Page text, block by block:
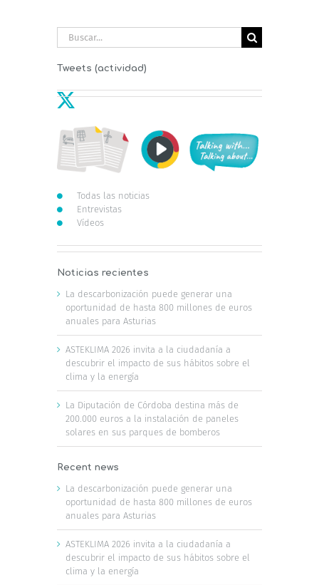
Buscar:
Tweets (actividad)
Todas las noticias
Entrevistas
Vídeos
Noticias recientes
La descarbonización puede generar una
oportunidad de hasta 800 millones de euros
anuales para Asturias
ASTEKLIMA 2026 invita a la ciudadanía a
descubrir el impacto de sus hábitos sobre el
clima y la energía
La Diputación de Córdoba destina más de
200.000 euros a la instalación de paneles
solares en sus parques de bomberos
Recent news
La descarbonización puede generar una
oportunidad de hasta 800 millones de euros
anuales para Asturias
ASTEKLIMA 2026 invita a la ciudadanía a
descubrir el impacto de sus hábitos sobre el
clima y la energía